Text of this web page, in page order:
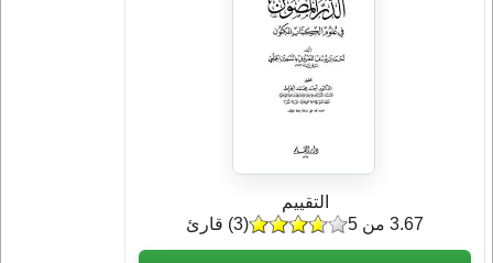
التقييم
(
3) قارئ 3.67 من 5